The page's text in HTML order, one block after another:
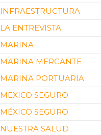
INFRAESTRUCTURA
LA ENTREVISTA
MARINA
MARINA MERCANTE
MARINA PORTUARIA
MEXICO SEGURO
MÉXICO SEGURO
NUESTRA SALUD